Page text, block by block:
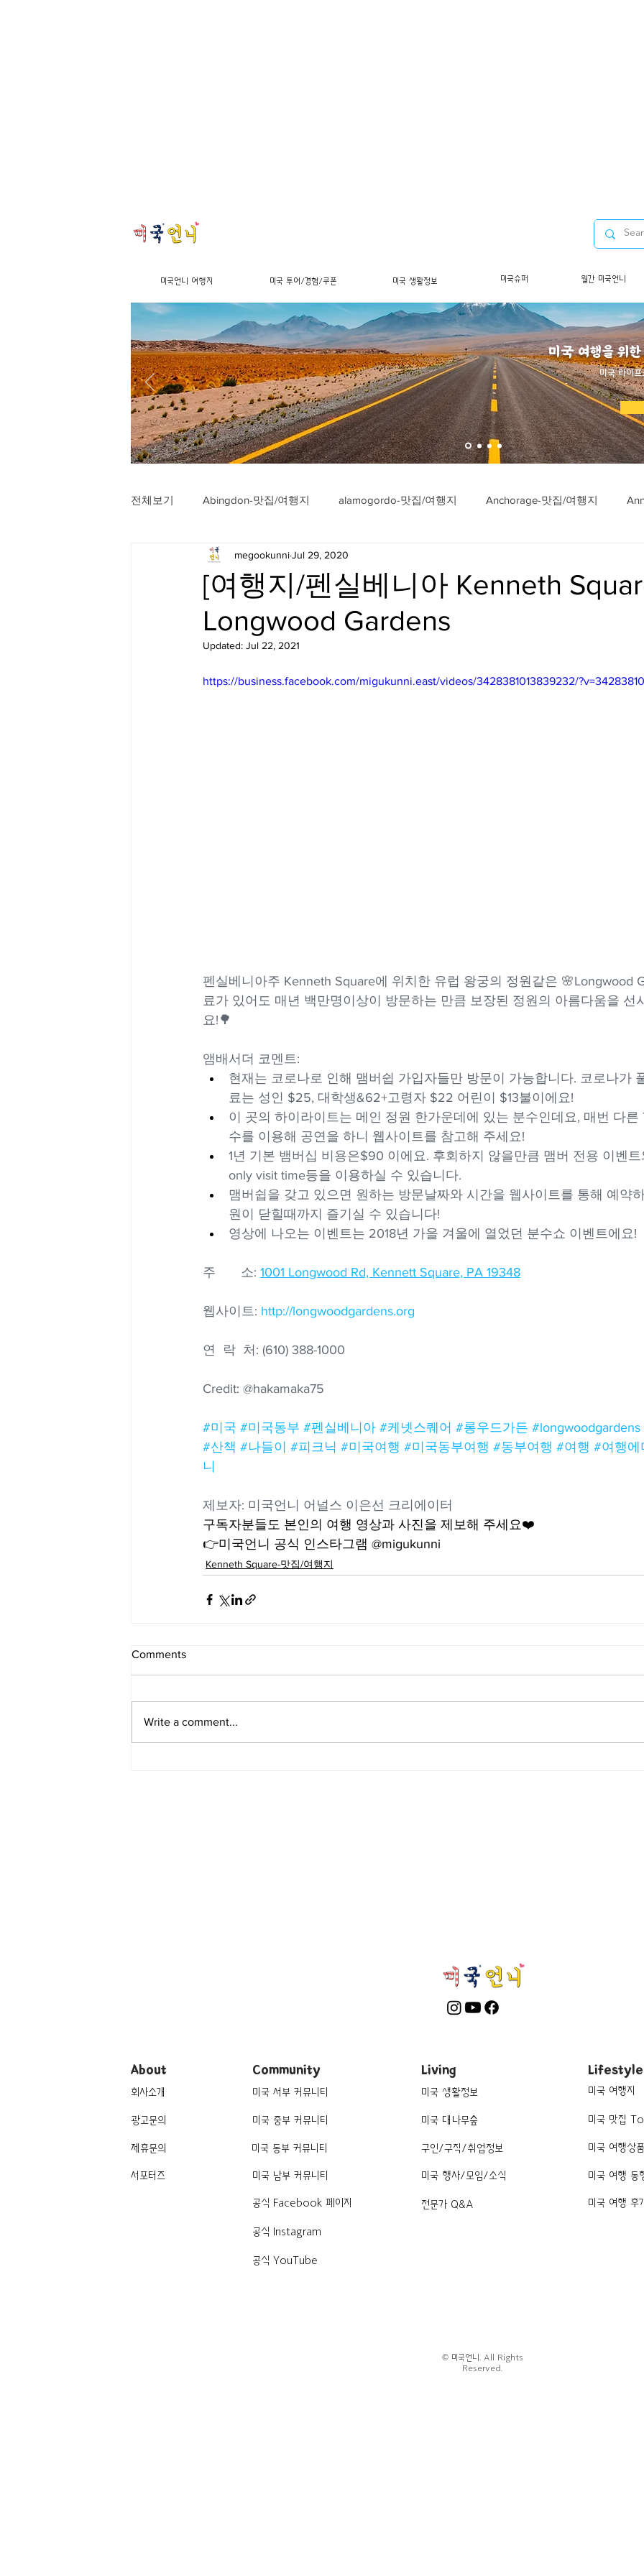
미국 여행을 위
미국 라이
전체보기 Abingdon-맛집/여행지 alamogordo-맛집/여행지 Anchorage-맛집/여행지
Arlington-맛집/여행지 Arlington-맛집/여행지
Badlands-맛집/여행지 Baltimore-맛집/여행지 Bar Harbor-맛집/여행지
[여행지/펜실베니아 Kenneth
Longwood Gardens
megookunniJul 29, 2020
Updated: Jul 22, 2021
https://business.facebook.com/migukunni.east/videos/3428381013839232/
펜실베니아주 Kenneth Square에 위치한 유럽 왕궁의 정원같은 🌸Longwood
료가 있어도 매년 백만명이상이 방문하는 만큼 보장된 정원의 아름다움을 선
요!🌳
앰배서더 코멘트:
현재는 코로나로 인해 맴버쉽 가입자들만 방문이 가능합니다. 코로나가
료는 성인 $25, 대학생&62+고령자 $22 어린이 $13불이에요!
이 곳의 하이라이트는 메인 정원 한가운데에 있는 분수인데요, 매번 다른
수를 이용해 공연을 하니 웹사이트를 참고해 주세요!
1년 기본 뱀버십 비용은$90 이에요. 후회하지 않을만큼 맴버 전용 이벤
only visit time등을 이용하실 수 있습니다.
맴버쉽을 갖고 있으면 원하는 방문날짜와 시간을 웹사이트를 통해 예약
원이 닫힐때까지 즐기실 수 있습니다!
영상에 나오는 이벤트는 2018년 가을 겨울에 열었던 분수쇼 이벤트에요!
주       소: 1001 Longwood Rd, Kennett Square, PA 19348
웹사이트: http://longwoodgardens.org
연  락  처: (610) 388-1000
Credit: @hakamaka75
#미국 #미국동부 #펜실베니아 #케넷스퀘어 #롱우드가든 #longwoodgardens
#산책 #나들이 #피크닉 #미국여행 #미국동부여행 #동부여행 #여행 #여행에
니
제보자: 미국언니 어널스 이은선 크리에이터
구독자분들도 본인의 여행 영상과 사진을 제보해 주세요❤️
👉미국언니 공식 인스타그램 @migukunni
Kenneth Square-맛집/여행지
Comments
Write a comment...
미국언니 여행지 미국 투어/경험/쿠폰 미국 생활정보 미국슈퍼 월간 미국언니
About
회사소개
광고문의
제휴문의
서포터즈
Community
미국 서부 커뮤니티
미국 중부 커뮤니티
미국 동부 커뮤니티
미국 남부 커뮤니티
공식 Facebook 페이지
공식 Instagram
공식 YouTube
Living
미국 생활정보
미국 대나무숲
구인/구직/취업정보
미국 행사/모임/소식
전문가 Q&A
Lifestyle
미국 여행지
미국 맛집
미국 여행상품
미국 여행 동
미국 여행 후기
© 미국언니. All Rights
Reserved.